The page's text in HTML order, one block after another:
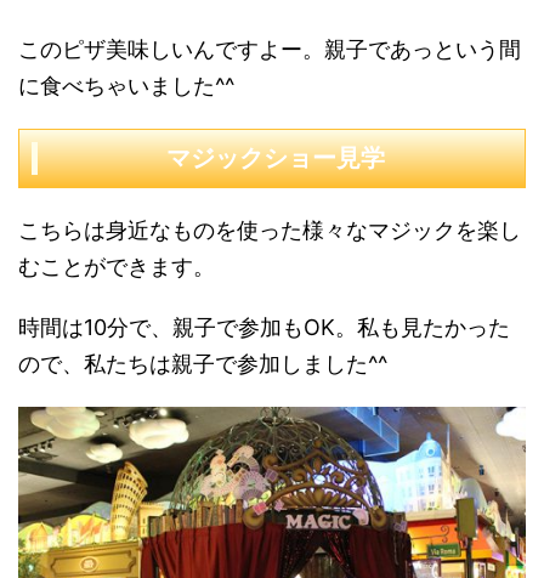
このピザ美味しいんですよー。親子であっという間
に食べちゃいました^^
マジックショー見学
こちらは身近なものを使った様々なマジックを楽し
むことができます。
時間は10分で、親子で参加もOK。私も見たかった
ので、私たちは親子で参加しました^^